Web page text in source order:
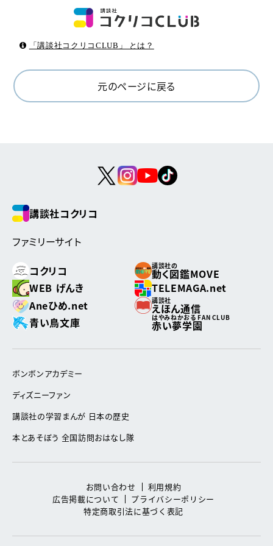
「講談社コクリコCLUB」 とは？
元のページに戻る
講談社コクリコ
ファミリーサイト
コクリコ
講談社の
動く図鑑MOVE
WEB げんき
TELEMAGA.net
Aneひめ.net
講談社
えほん通信
青い鳥文庫
はやみねかおる FAN CLUB
赤い夢学園
ボンボンアカデミー
ディズニーファン
講談社の学習まんが 日本の歴史
本とあそぼう 全国訪問おはなし隊
お問い合わせ
利用規約
広告掲載について
プライバシーポリシー
特定商取引法に基づく表記